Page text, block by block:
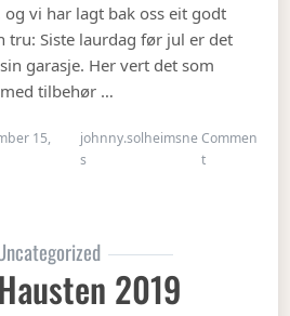
vi har lagt bak oss eit godt
tru: Siste laurdag før jul er det
garasje. Her vert det som
tilbehør …
15,
johnny.solheimsne
s
Commen
ton
2019